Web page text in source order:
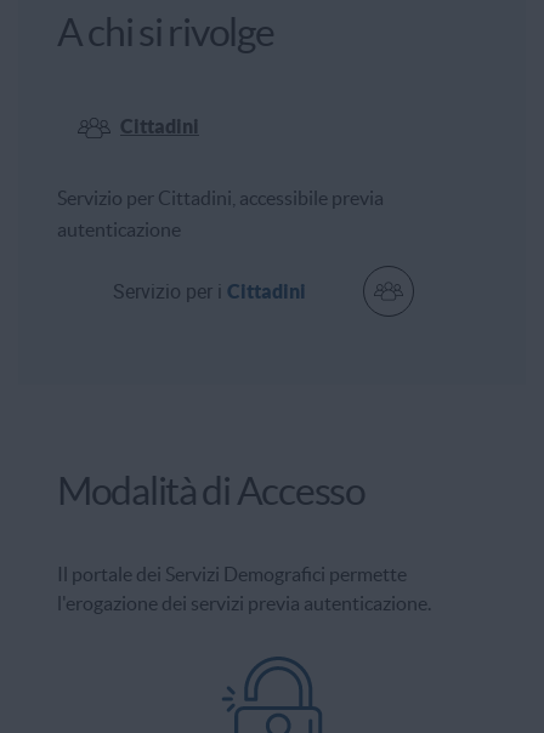
A chi si rivolge
Cittadini
Servizio per Cittadini, accessibile previa
autenticazione
Servizio per i Cittadini
Modalità di Accesso
Il portale dei Servizi Demografici permette
l'erogazione dei servizi previa autenticazione.